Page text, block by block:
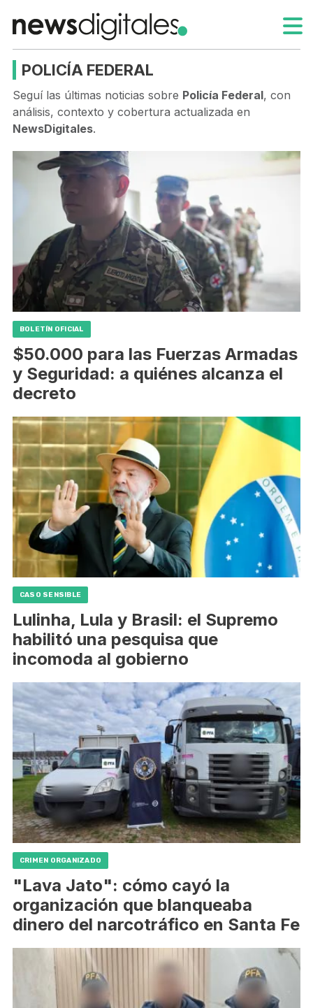
POLICÍA FEDERAL
Seguí las últimas noticias sobre Policía Federal, con
análisis, contexto y cobertura actualizada en
NewsDigitales.
BOLETÍN OFICIAL
$50.000 para las Fuerzas Armadas
y Seguridad: a quiénes alcanza el
decreto
CASO SENSIBLE
Lulinha, Lula y Brasil: el Supremo
habilitó una pesquisa que
incomoda al gobierno
CRIMEN ORGANIZADO
"Lava Jato": cómo cayó la
organización que blanqueaba
dinero del narcotráfico en Santa Fe